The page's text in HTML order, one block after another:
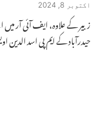
اکتوبر 8, 2024
زبیر کے علاوہ، ایف آئی آر
حیدرآباد کے ایم پی اسد الدین